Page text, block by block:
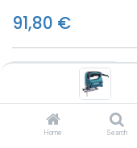
Home Search
91,80 €
Añadir a lista de